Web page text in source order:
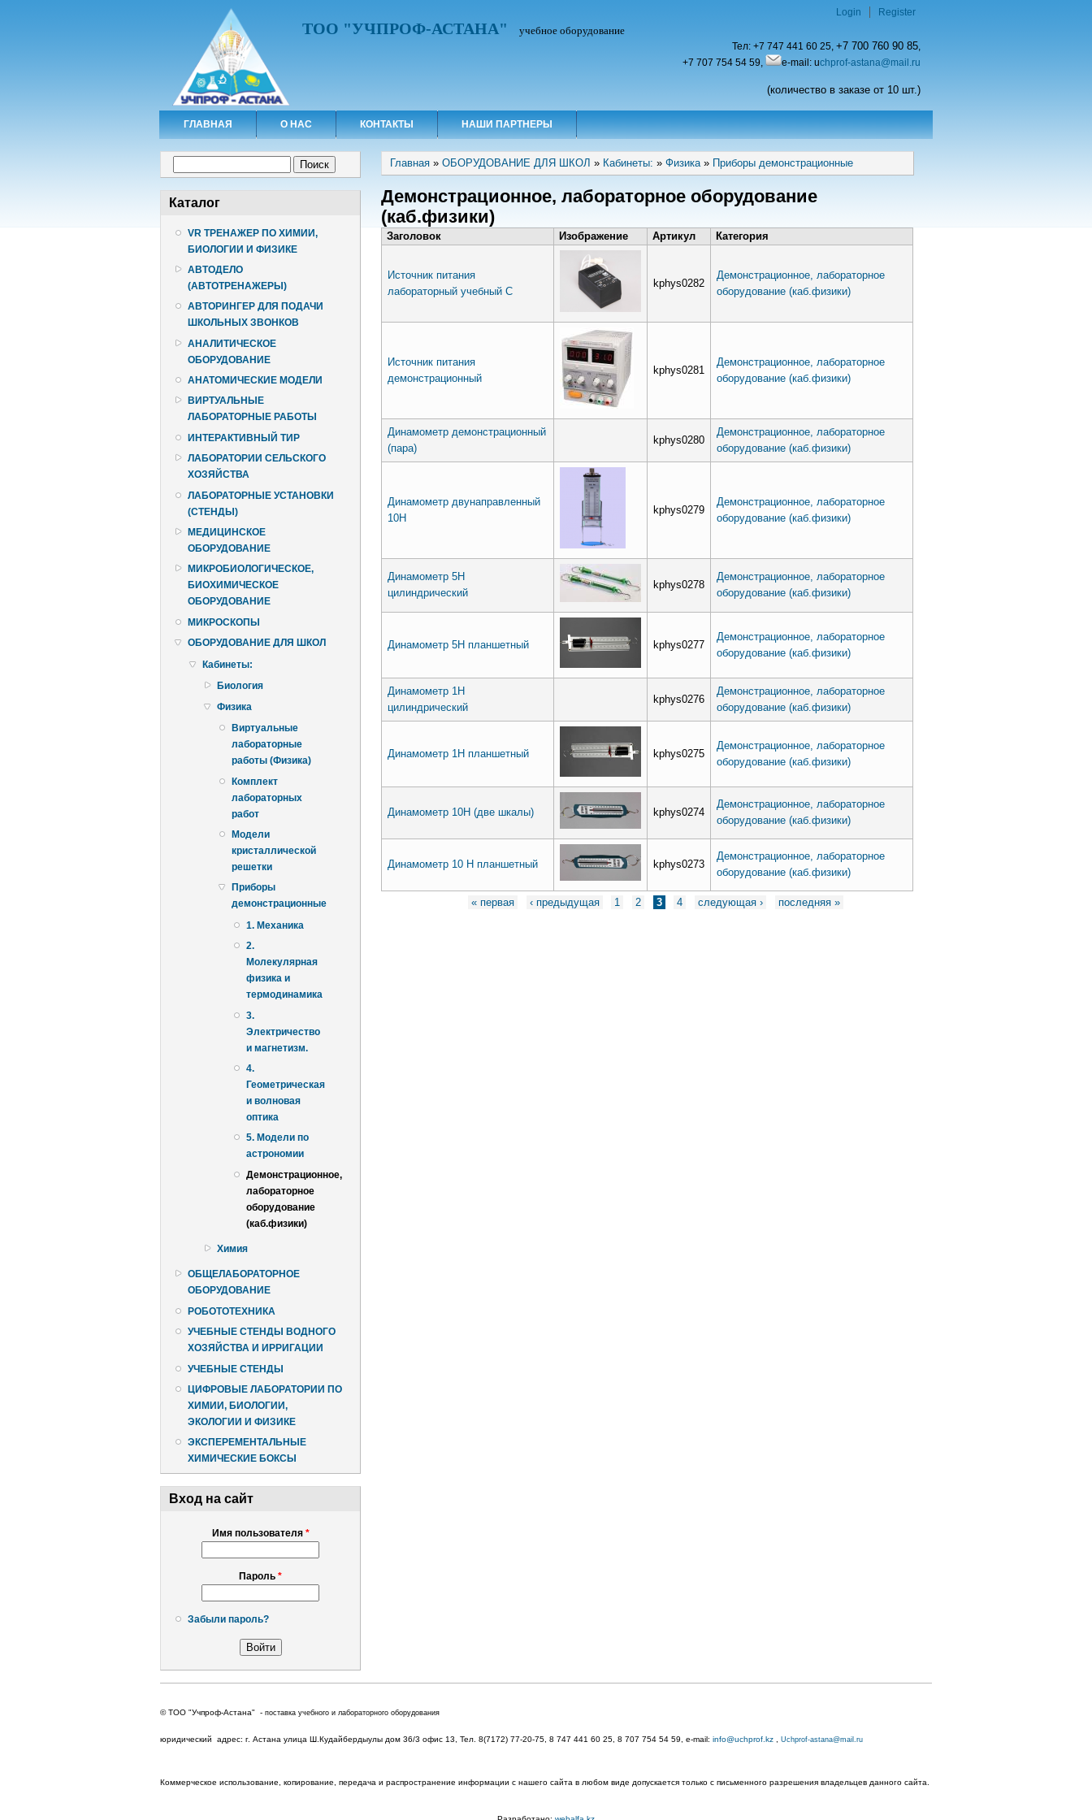
ТОО "УЧПРОФ-АСТАНА" учебное оборудование
Тел: +7 747 441 60 25, +7 700 760 90 85,
+7 707 754 54 59,
e-mail: uchprof-astana@mail.ru
(количество в заказе от 10 шт.)
Login Register
ГЛАВНАЯ О НАС КОНТАКТЫ НАШИ ПАРТНЕРЫ
Каталог
VR ТРЕНАЖЕР ПО ХИМИИ,
БИОЛОГИИ И ФИЗИКЕ
АВТОДЕЛО
(АВТОТРЕНАЖЕРЫ)
АВТОРИНГЕР ДЛЯ ПОДАЧИ
ШКОЛЬНЫХ ЗВОНКОВ
АНАЛИТИЧЕСКОЕ
ОБОРУДОВАНИЕ
АНАТОМИЧЕСКИЕ МОДЕЛИ
ВИРТУАЛЬНЫЕ
ЛАБОРАТОРНЫЕ РАБОТЫ
ИНТЕРАКТИВНЫЙ ТИР
ЛАБОРАТОРИИ СЕЛЬСКОГО
ХОЗЯЙСТВА
ЛАБОРАТОРНЫЕ УСТАНОВКИ
(СТЕНДЫ)
МЕДИЦИНСКОЕ
ОБОРУДОВАНИЕ
МИКРОБИОЛОГИЧЕСКОЕ,
БИОХИМИЧЕСКОЕ
ОБОРУДОВАНИЕ
МИКРОСКОПЫ
ОБОРУДОВАНИЕ ДЛЯ ШКОЛ
Кабинеты:
Биология
Физика
Виртуальные
лабораторные
работы (Физика)
Комплект
лабораторных
работ
Модели
кристаллической
решетки
Приборы
демонстрационные
1. Механика
2.
Молекулярная
физика и
термодинамика
3.
Электричество
и магнетизм.
4.
Геометрическая
и волновая
оптика
5. Модели по
астрономии
Демонстрационное,
лабораторное
оборудование
(каб.физики)
Химия
ОБЩЕЛАБОРАТОРНОЕ
ОБОРУДОВАНИЕ
РОБОТОТЕХНИКА
УЧЕБНЫЕ СТЕНДЫ ВОДНОГО
ХОЗЯЙСТВА И ИРРИГАЦИИ
УЧЕБНЫЕ СТЕНДЫ
ЦИФРОВЫЕ ЛАБОРАТОРИИ ПО
ХИМИИ, БИОЛОГИИ,
ЭКОЛОГИИ И ФИЗИКЕ
ЭКСПЕРЕМЕНТАЛЬНЫЕ
ХИМИЧЕСКИЕ БОКСЫ
Вход на сайт
Имя пользователя *
Пароль *
Забыли пароль?
Вы здесь
Главная » ОБОРУДОВАНИЕ ДЛЯ ШКОЛ » Кабинеты: » Физика» Приборы демонстрационные
Демонстрационное, лабораторное оборудование
(каб.физики)
Заголовок Изображение Артикул Категория
Источник питания
лабораторный учебный С
kphys0282
Демонстрационное, лабораторное
оборудование (каб.физики)
Источник питания
демонстрационный
kphys0281
Демонстрационное, лабораторное
оборудование (каб.физики)
Динамометр демонстрационный
(пара)
kphys0280
Демонстрационное, лабораторное
оборудование (каб.физики)
Динамометр двунаправленный
10Н
kphys0279
Демонстрационное, лабораторное
оборудование (каб.физики)
Динамометр 5Н
цилиндрический
kphys0278
Демонстрационное, лабораторное
оборудование (каб.физики)
Динамометр 5Н планшетный kphys0277
Демонстрационное, лабораторное
оборудование (каб.физики)
Динамометр 1Н
цилиндрический
kphys0276
Демонстрационное, лабораторное
оборудование (каб.физики)
Динамометр 1Н планшетный kphys0275
Демонстрационное, лабораторное
оборудование (каб.физики)
Динамометр 10Н (две шкалы) kphys0274
Демонстрационное, лабораторное
оборудование (каб.физики)
Динамометр 10 Н планшетный kphys0273
Демонстрационное, лабораторное
оборудование (каб.физики)
« первая ‹ предыдущая 1 2 3 4 следующая › последняя »
© ТОО "Учпроф-Астана" - поставка учебного и лабораторного оборудования
юридический адрес: г. Астана улица Ш.Кудайбердыулы дом 36/3 офис 13, Тел. 8(7172) 77-20-75, 8 747 441 60 25, 8 707 754 54 59 , e-mail: info@uchprof.kz Uchprof-astana@mail.ru
Коммерческое использование, копирование, передача и распространение информации с нашего сайта в любом виде допускается только с письменного разрешения владельцев данного сайта.